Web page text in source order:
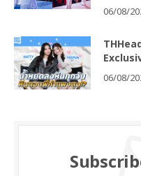
06/08/
06/08/